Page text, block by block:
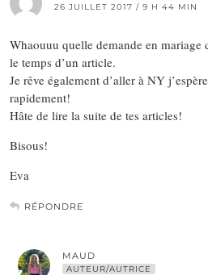
26 JUILLET 2017 / 9 H 44 MIN
Whaouuu quelle demande en mariage
le temps d’un article.
Je rêve également d’aller à NY
rapidement!
Hâte de lire la suite de tes articles!
Bisous!
Eva
RÉPONDRE
MAUD
AUTEUR/AUTRICE